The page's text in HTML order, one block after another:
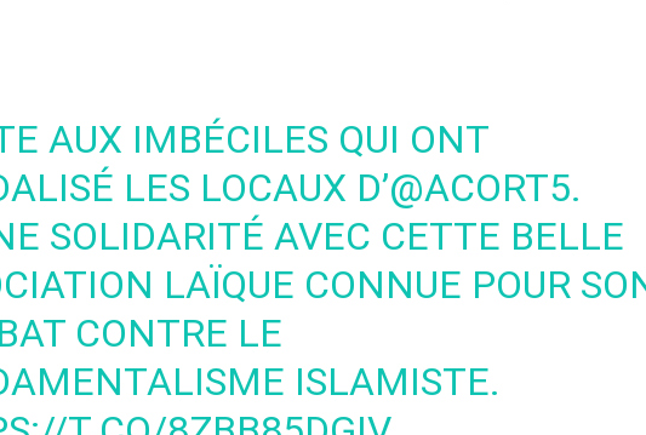
AUX IMBÉCILES QUI ONT
LES LOCAUX D’@ACORT5.
SOLIDARITÉ AVEC CETTE BELLE
LAÏQUE CONNUE POUR
CONTRE LE
ISLAMISTE.